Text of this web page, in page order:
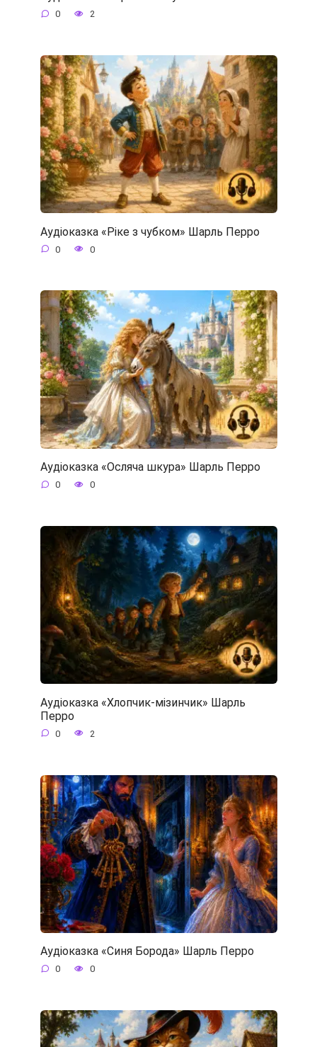
0 2
Аудіоказка «Ріке з чубком» Шарль Перро
0 0
Аудіоказка «Осляча шкура» Шарль Перро
0 0
Аудіоказка «Хлопчик-мізинчик» Шарль
Перро
0 2
Аудіоказка «Синя Борода» Шарль Перро
0 0